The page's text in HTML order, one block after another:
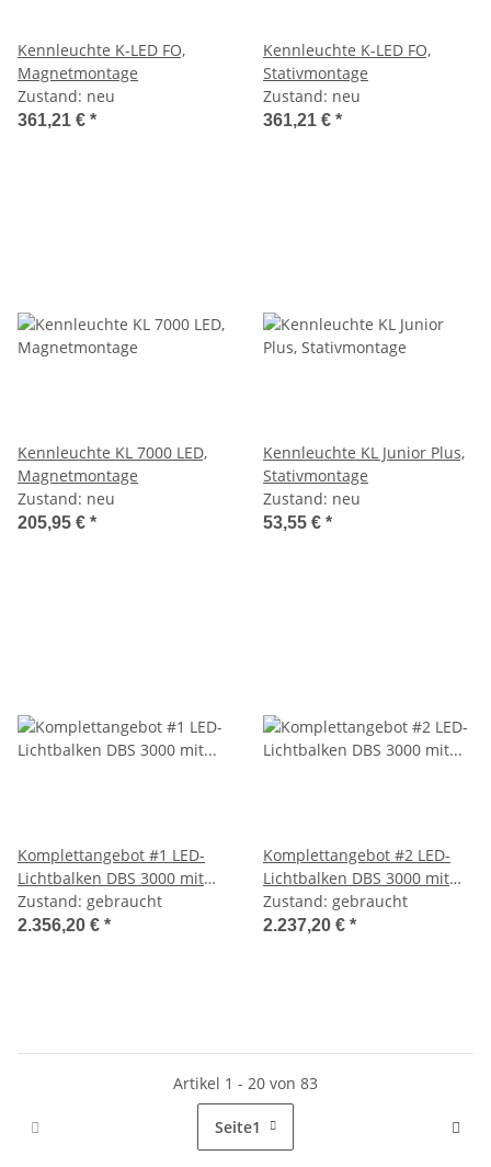
Kennleuchte K-LED FO,
Magnetmontage
Zustand: neu
361,21 € *
Kennleuchte K-LED FO,
Stativmontage
Zustand: neu
361,21 € *
Kennleuchte KL 7000 LED,
Magnetmontage
Zustand: neu
205,95 € *
Kennleuchte KL Junior Plus,
Stativmontage
Zustand: neu
53,55 € *
Komplettangebot #1 LED-
Lichtbalken DBS 3000 mit
Einbaulautsprechern und
BE 600
Zustand: gebraucht
2.356,20 € *
Komplettangebot #2 LED-
Lichtbalken DBS 3000 mit
abgesetzten Lautsprechern
und BE 600
Zustand: gebraucht
2.237,20 € *
Artikel 1 - 20 von 83
Seite1